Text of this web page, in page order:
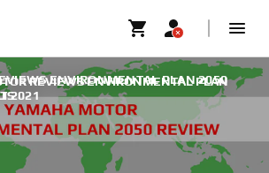
REVIEWS ENVIRONMENTAL PLAN
ENVIRONMENTAL PLAN 2050
2021